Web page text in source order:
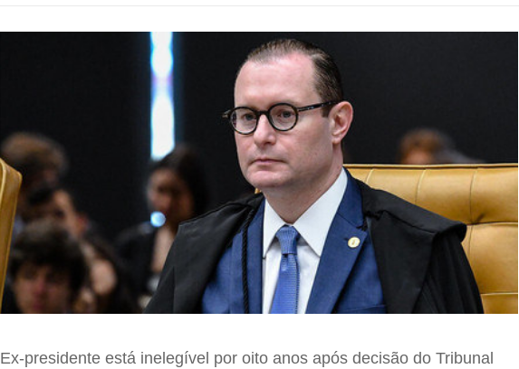
Ex-presidente está inelegível por oito anos após decisão do Tribunal